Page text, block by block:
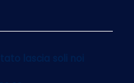
lascia soli noi